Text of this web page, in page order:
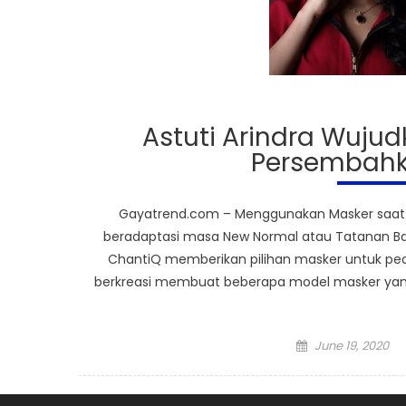
Astuti Arindra
Gayatrend.com – Menggunakan Masker
beradaptasi masa New Normal atau Tatanan
ChantiQ memberikan pilihan masker untuk
berkreasi membuat beberapa model masker
Posted
June 19, 2020